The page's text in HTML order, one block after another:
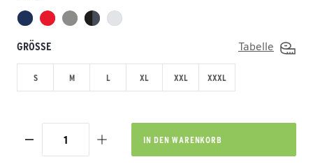
GRÖSSE Tabelle
S M L XL XXL XXXL
IN DEN WARENKORB